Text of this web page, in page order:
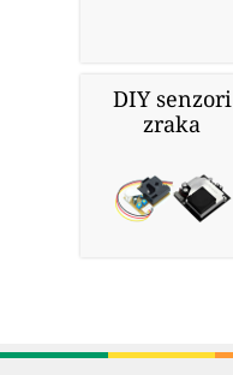
DIY senzori
zraka